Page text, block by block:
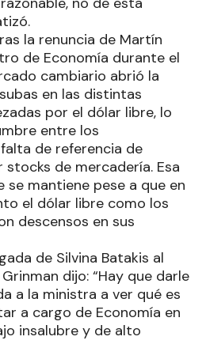
la renuncia de Martín
de Economía durante el
cambiario abrió la
en las distintas
por el dólar libre, lo
entre los
de referencia de
de mercadería. Esa
mantiene pese a que en
el dólar libre como los
descensos en sus
de Silvina Batakis al
dijo: “Hay que darle
a la ministra a ver qué es
a cargo de Economía en
insalubre y de alto